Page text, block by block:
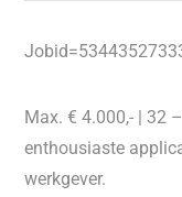
Max. € 4.000,- | 32
enthousiaste
werkgever.